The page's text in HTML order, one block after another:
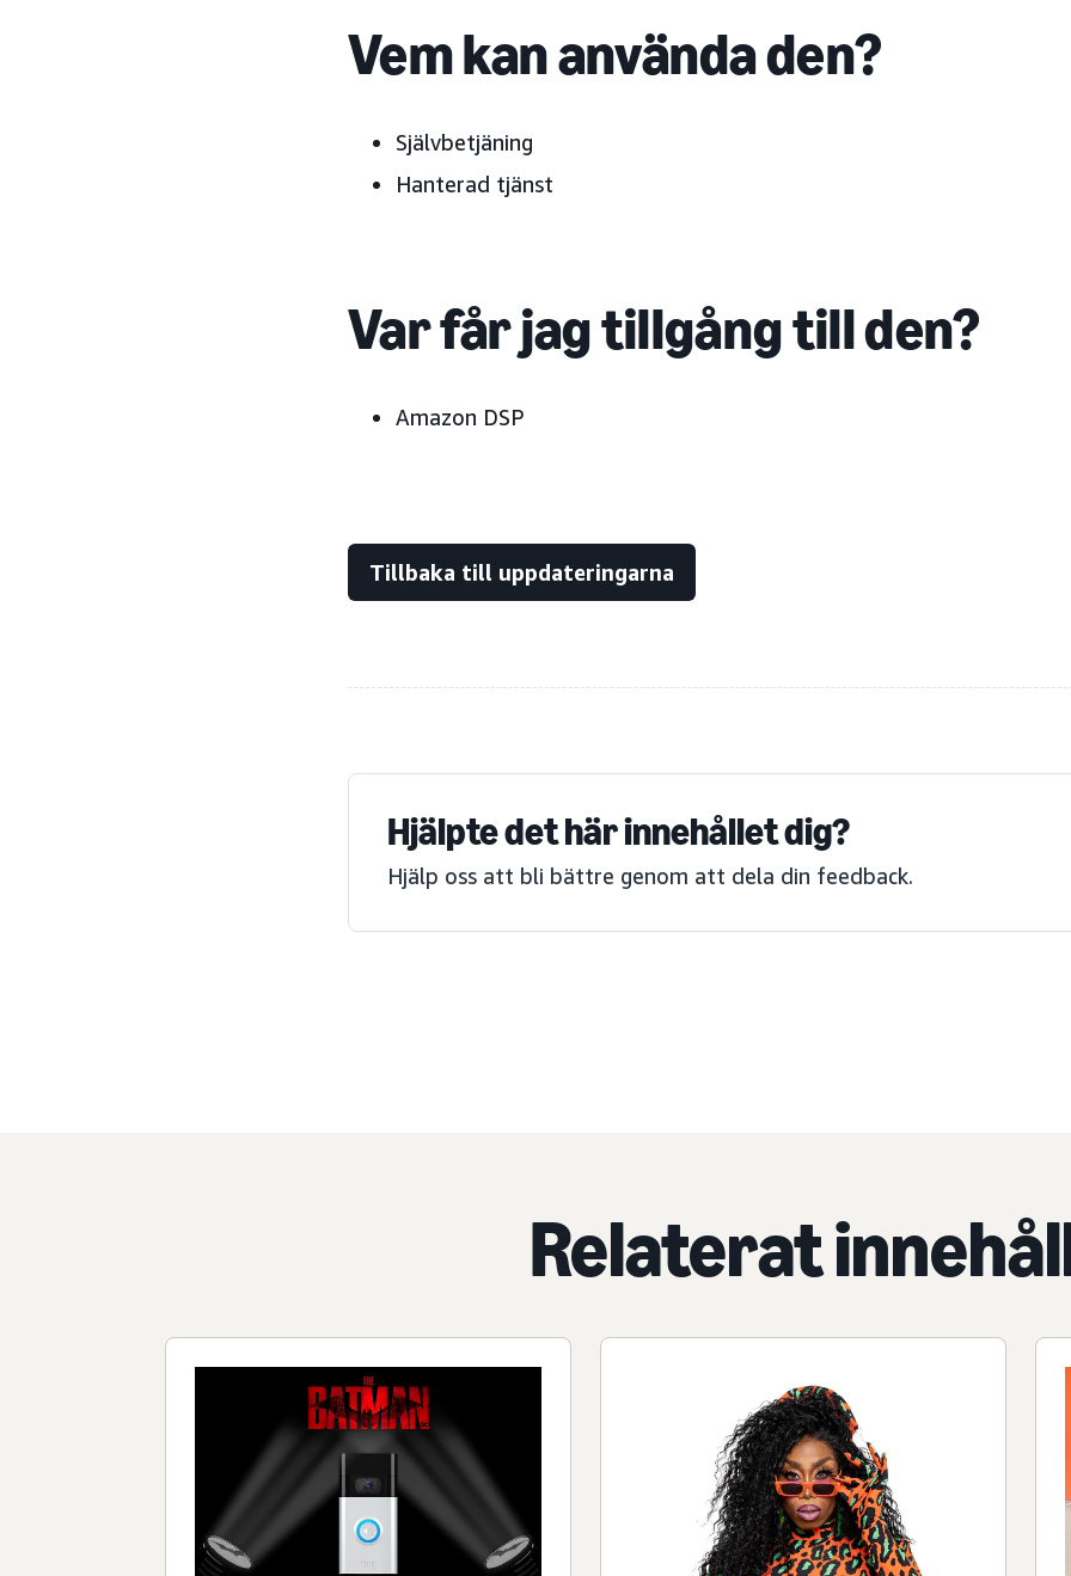
Vem kan använda den?
Självbetjäning
Hanterad tjänst
Var får jag tillgång till den?
Amazon DSP
Tillbaka till uppdateringarna
Hjälpte det här innehållet dig?
Hjälp oss att bli bättre genom att dela din feedback.
Relaterat